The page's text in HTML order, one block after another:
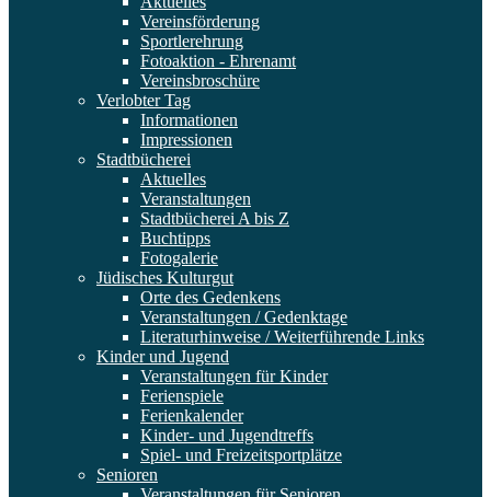
Vereinsförderung
Sportlerehrung
Fotoaktion - Ehrenamt
Vereinsbroschüre
Verlobter Tag
Informationen
Impressionen
Stadtbücherei
Aktuelles
Veranstaltungen
Stadtbücherei A bis Z
Buchtipps
Fotogalerie
Jüdisches Kulturgut
Orte des Gedenkens
Veranstaltungen / Gedenktage
Literaturhinweise / Weiterführende Links
Kinder und Jugend
Veranstaltungen für Kinder
Ferienspiele
Ferienkalender
Kinder- und Jugendtreffs
Spiel- und Freizeitsportplätze
Senioren